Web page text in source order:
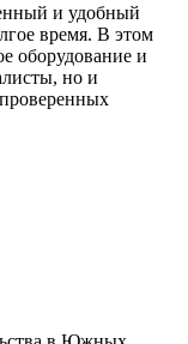
и удобный
время. В этом
оборудование и
но и